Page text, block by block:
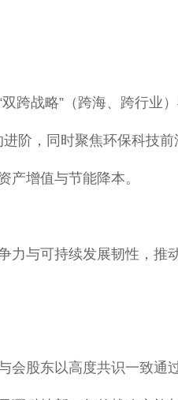
跨战略”（跨海、跨行业
进阶，同时聚焦环保科技
产增值与节能降本。
与可持续发展韧性，
会股东以高度共识一致